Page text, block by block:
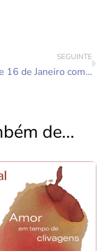
SEGUINTE
SELC de 16 de Janeiro com a Dra. Isaura Neto
de...